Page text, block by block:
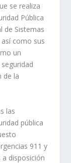
se realiza
Pública
de Sistemas
así como sus
un
de la
las
pública
911 y
disposición